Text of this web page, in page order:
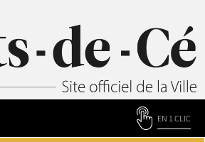
EN 1 CLIC